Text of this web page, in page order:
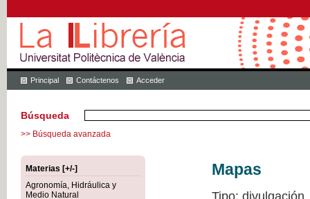
Principal Contáctenos Acceder
Búsqueda
>> Búsqueda avanzada
Materias [+/-]
Agronomía, Hidráulica y
Medio Natural
Mapas
Tipo: divulgación